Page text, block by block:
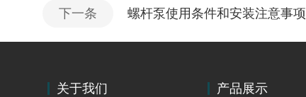
下一条 螺杆泵使用条件和安装注意事项
关于我们 产品展示